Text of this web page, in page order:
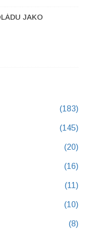
JAKO
(183)
(145)
(20)
(16)
(11)
(10)
(8)